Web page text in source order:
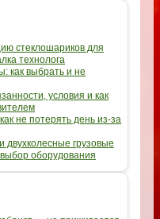
стеклошариков для
технолога
как выбрать и не
условия и как
не потерять день из-за
грузовые
оборудования